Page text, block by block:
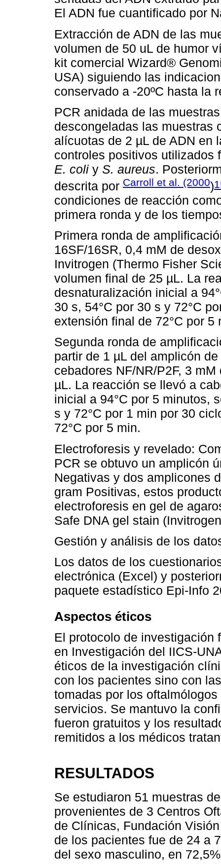
El ADN fue cuantificado por
Extracción de ADN de las
volumen de 50 uL de humor
kit comercial Wizard®
USA) siguiendo las
conservado a -20ºC hasta la
PCR anidada de las
descongeladas las muestras
alícuotas de 2 µL de ADN en
controles positivos utilizados
E. coli y S. aureus.
descrita por Carroll et al. (2000)
condiciones de reacción
primera ronda y de los
Primera ronda de
16SF/16SR, 0,4 mM de
Invitrogen (Thermo Fisher
volumen final de 25 µL. La
desnaturalización inicial a
30 s, 54°C por 30 s y 72°C
extensión final de 72°C por 5
Segunda ronda de
partir de 1 µL del amplicón
cebadores NF/NR/P2F, 3
µL. La reacción se llevó a
inicial a 94°C por 5 minutos,
s y 72°C por 1 min por 30
72°C por 5 min.
Electroforesis y revelado:
PCR se obtuvo un amplicón
Negativas y dos amplicones
gram Positivas, estos
electroforesis en gel de
Safe DNA gel stain
Gestión y análisis de los
Los datos de los
electrónica (Excel) y
paquete estadístico Epi-Info
Aspectos éticos
El protocolo de investigación
en Investigación del IICS-
éticos de la investigación
con los pacientes sino con
tomadas por los
servicios. Se mantuvo la
fueron gratuitos y los
remitidos a los médicos
RESULTADOS
Se estudiaron 51 muestras
provenientes de 3 Centros
de Clínicas, Fundación
de los pacientes fue de 24 a
del sexo masculino, en